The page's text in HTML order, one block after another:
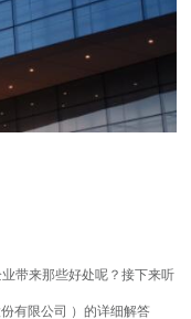
带来那些好处呢？接下来听
有限公司 ）的详细解答